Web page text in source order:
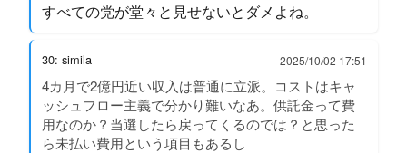
すべての党が堂々と見せないとダメよね。
30: simila 2025/10/02 17:51
4カ月で2億円近い収入は普通に立派。コストはキャ
ッシュフロー主義で分かり難いなあ。供託金って費
用なのか？当選したら戻ってくるのでは？と思った
ら未払い費用という項目もあるし